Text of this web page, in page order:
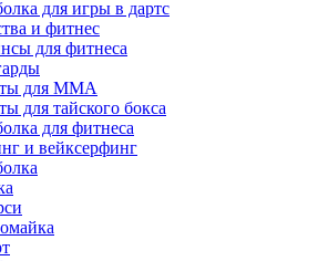
для игры в дартс
и фитнес
для фитнеса
для MMA
для тайского бокса
для фитнеса
и вейксерфинг